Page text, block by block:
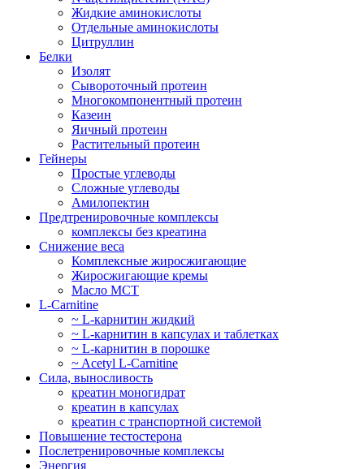
Жидкие аминокислоты
Отдельные аминокислоты
Цитруллин
Белки
Изолят
Сывороточный протеин
Многокомпонентный протеин
Казеин
Яичный протеин
Растительный протеин
Гейнеры
Простые углеводы
Сложные углеводы
Амилопектин
Предтренировочные комплексы
комплексы без креатина
Снижение веса
Комплексные жиросжигающие
Жиросжигающие кремы
Масло МСТ
L-Carnitine
~ L-карнитин жидкий
~ L-карнитин в капсулах и таблетках
~ L-карнитин в порошке
~ Acetyl L-Carnitine
Сила, выносливость
креатин моногидрат
креатин в капсулах
креатин с транспортной системой
Повышение тестостерона
Послетренировочные комплексы
Энергия